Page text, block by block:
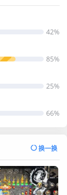
42%
85%
25%
66%
换一换